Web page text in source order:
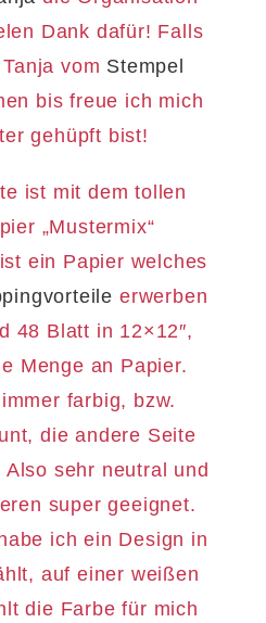
Dank dafür! Falls
vom Stempel
bis freue ich mich
gehüpft bist!
ist mit dem tollen
„Mustermix“
ein Papier welches
erwerben
48 Blatt in 12×12″,
Menge an Papier.
farbig, bzw.
die andere Seite
sehr neutral und
super geeignet.
ich ein Design in
auf einer weißen
die Farbe für mich